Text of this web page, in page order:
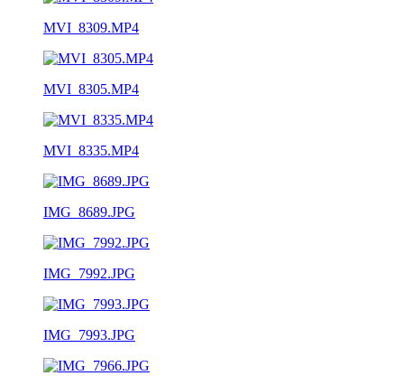
MVI_8309.MP4
MVI_8305.MP4
MVI_8335.MP4
IMG_8689.JPG
IMG_7992.JPG
IMG_7993.JPG